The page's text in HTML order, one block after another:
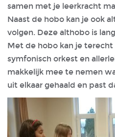
samen met je leerkracht
Naast de hobo kan je ook
volgen. Deze althobo is
Met de hobo kan je
symfonisch orkest en
makkelijk mee te nemen
uit elkaar gehaald en past